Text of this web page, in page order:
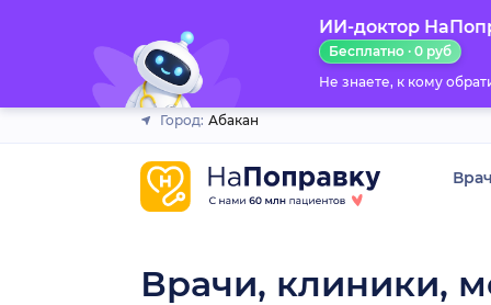
ИИ-доктор
Бесплатно · 0 руб
Не знаете, к кому
Город: Абакан
Врачи, клиники,